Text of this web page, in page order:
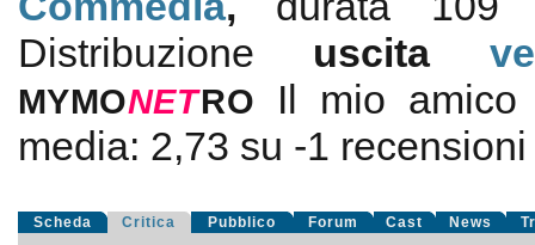
Distribuzione uscita
MYMONETRO
Il mio amico
media: 2,73 su -1
Scheda Critica Pubblico Forum Cast News